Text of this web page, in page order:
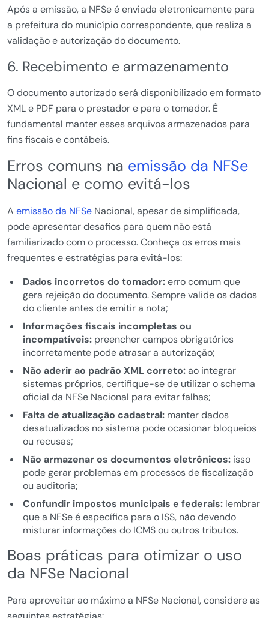
Após a emissão, a NFSe é enviada eletronicamente para
a prefeitura do município correspondente, que realiza a
validação e autorização do documento.
6. Recebimento e armazenamento
O documento autorizado será disponibilizado em formato
XML e PDF para o prestador e para o tomador. É
fundamental manter esses arquivos armazenados para
fins fiscais e contábeis.
Erros comuns na emissão da NFSe
Nacional e como evitá-los
A emissão da NFSe Nacional, apesar de simplificada,
pode apresentar desafios para quem não está
familiarizado com o processo. Conheça os erros mais
frequentes e estratégias para evitá-los:
Dados incorretos do tomador:erro comum que
gera rejeição do documento. Sempre valide os dados
do cliente antes de emitir a nota;
Informações fiscais incompletas ou
incompatíveis:preencher campos obrigatórios
incorretamente pode atrasar a autorização;
Não aderir ao padrão XML correto:ao integrar
sistemas próprios, certifique-se de utilizar o schema
oficial da NFSe Nacional para evitar falhas;
Falta de atualização cadastral:manter dados
desatualizados no sistema pode ocasionar bloqueios
ou recusas;
Não armazenar os documentos eletrônicos:isso
pode gerar problemas em processos de fiscalização
ou auditoria;
Confundir impostos municipais e federais:lembrar
que a NFSe é específica para o ISS, não devendo
misturar informações do ICMS ou outros tributos.
Boas práticas para otimizar o uso
da NFSe Nacional
Para aproveitar ao máximo a NFSe Nacional, considere as